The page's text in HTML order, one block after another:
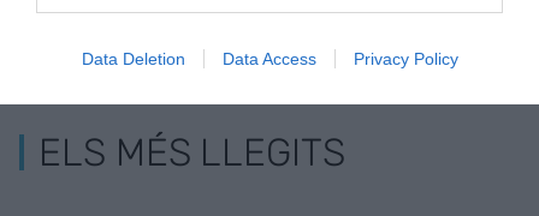
Data Deletion Data Access Privacy Policy
ELS MÉS LLEGITS